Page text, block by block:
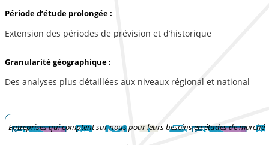
Période d’étude prolongée :
Extension des périodes de prévision et d’historique
Granularité géographique :
Des analyses plus détaillées aux niveaux régional et national
Entreprises qui comptent sur nous pour leurs besoins en études de marché